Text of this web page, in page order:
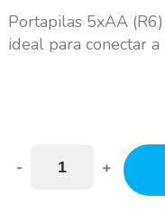
Portapilas 5xAA
ideal para conectar
- +